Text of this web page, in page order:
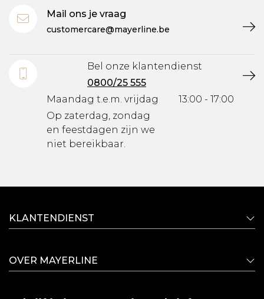
Mail ons je vraag
customercare@mayerline.be
Bel onze klantendienst
0800/25 555
Maandag t.e.m. vrijdag
Op zaterdag, zondag
en feestdagen zijn we
niet bereikbaar.
13:00 - 17:00
KLANTENDIENST
OVER MAYERLINE